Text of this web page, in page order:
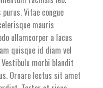
Vitae congue
mauris
ullamcorper a lacus
quisque id diam vel
morbi blandit
Ornare lectus sit amet